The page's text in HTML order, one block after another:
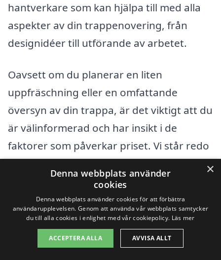
hantverkare som kan hjälpa till med alla
aspekter av din trappenovering, från
designidéer till utförande av arbetet.
Oavsett om du planerar en liten
uppfräschning eller en omfattande
översyn av din trappa, är det viktigt att du
är välinformerad och har insikt i de
faktorer som påverkar priset. Vi står redo
att bistå dig i din sökning efter att
renovera din trappa i Årsunda på det
mest kostnadseffektiva och kvalitativa
sättet.
Få 3 erbjudanden, gratis och utan
×
Denna webbplats använder
cookies
Denna webbplats använder cookies för att förbättra
användarupplevelsen. Genom att använda vår webbplats samtycker
du till alla cookies i enlighet med vår cookiepolicy. Läs mer
ACCEPTERA ALLA AVVISA ALLT